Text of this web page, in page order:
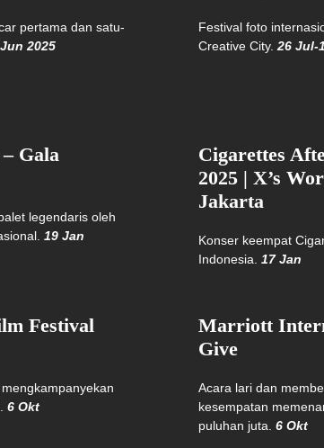
pertama dan satu-
2025
Festival foto
Creative City.26 Jul-
Gala
legendaris oleh
19 Jan
Cigarettes
2025 | X’s
Jakarta
Konser keempat
Indonesia.17 Jan
Festival
6 Okt
Marriott
Give
Acara lari dan
kesempatan
puluhan juta.6 Okt